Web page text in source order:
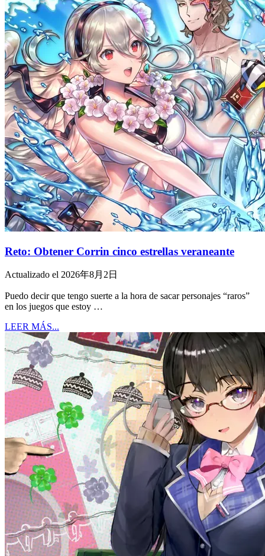
Reto: Obtener Corrin cinco estrellas veraneante
Actualizado el 2026年8月2日
Puedo decir que tengo suerte a la hora de sacar personajes “raros”
en los juegos que estoy …
LEER MÁS...